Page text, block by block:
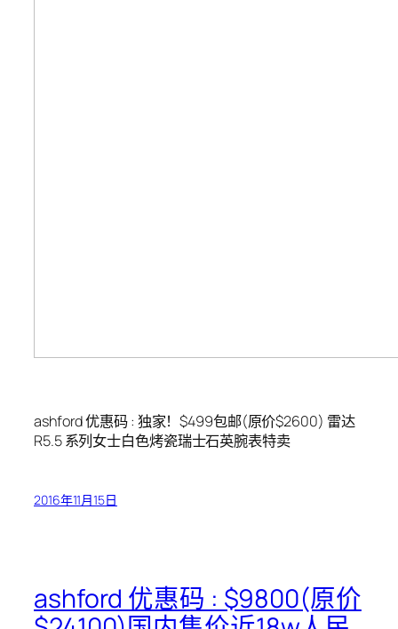
ashford 优惠码 : 独家！$499包邮(原价$2600) 雷达
R5.5 系列女士白色烤瓷瑞士石英腕表特卖
2016年11月15日
ashford 优惠码 : $9800(原价